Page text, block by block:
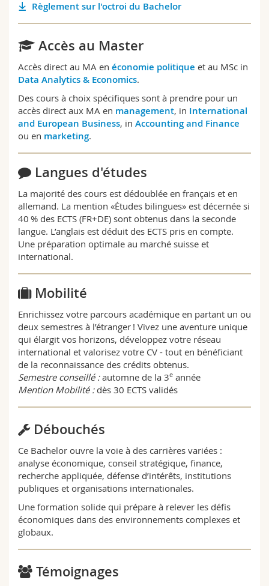
Règlement sur l'octroi du Bachelor
Accès au Master
Accès direct au MA en économie politique et au MSc in
Data Analytics & Economics.
Des cours à choix spécifiques sont à prendre pour un
accès direct aux MA en management, in International
and European Business, in Accounting and Finance
ou en marketing.
Langues d'études
La majorité des cours est dédoublée en français et en
allemand. La mention «Études bilingues» est décernée si
40 % des ECTS (FR+DE) sont obtenus dans la seconde
langue. L’anglais est déduit des ECTS pris en compte.
Une préparation optimale au marché suisse et
international.
Mobilité
Enrichissez votre parcours académique en partant un ou
deux semestres à l’étranger ! Vivez une aventure unique
qui élargit vos horizons, développez votre réseau
international et valorisez votre CV - tout en bénéficiant
de la reconnaissance des crédits obtenus.
Semestre conseillé :automne de la 3e année
Mention Mobilité :dès 30 ECTS validés
Débouchés
Ce Bachelor ouvre la voie à des carrières variées :
analyse économique, conseil stratégique, finance,
recherche appliquée, défense d’intérêts, institutions
publiques et organisations internationales.
Une formation solide qui prépare à relever les défis
économiques dans des environnements complexes et
globaux.
Témoignages